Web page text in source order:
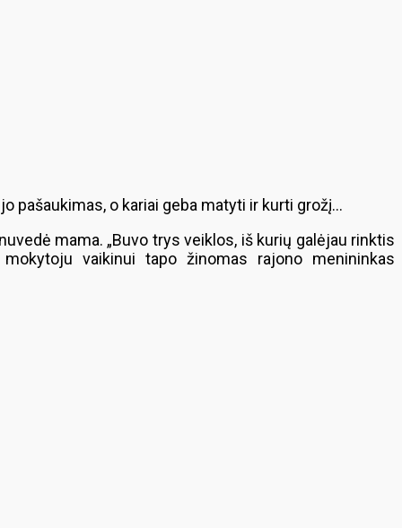
pašaukimas, o kariai geba matyti ir kurti grožį…
mama. „Buvo trys veiklos, iš kurių galėjau rinktis
vaikinui tapo žinomas rajono menininkas